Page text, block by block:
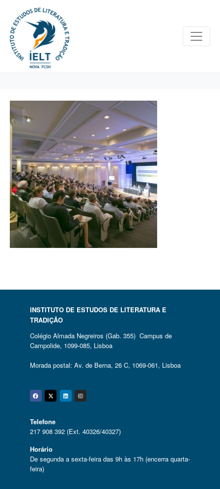
INSTITUTO DE ESTUDOS DE LITERATURA E
TRADIÇÃO
Colégio Almada Negreiros (Gab. 355) Campus de
Campolide, 1099-085, Lisboa
Morada postal: Av. de Berna, 26 C, 1069-061, Lisboa
Facebook
Twitter
Linkedin
Instagram
Telefone
217 908 392 (Ext. 40326/40327)
Horário
De segunda a sexta-feira das 9h às 17h (encerra quarta-
feira)